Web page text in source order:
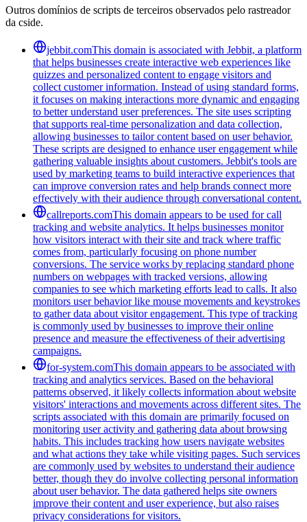
Outros domínios de scripts de terceiros observados pelo rastreador
da cside.
jebbit.comThis domain is associated with Jebbit, a platform
that helps businesses create interactive web experiences like
quizzes and personalized content to engage visitors and
collect customer information. Instead of using standard forms,
it focuses on making interactions more dynamic and engaging
to better understand user preferences. The site uses scripting
that supports real-time personalization and data collection,
allowing businesses to tailor content based on user behavior.
These scripts are designed to enhance user engagement while
gathering valuable insights about customers. Jebbit's tools are
used by marketing teams to build interactive experiences that
can improve conversion rates and help brands connect more
effectively with their audience through conversational content.
callreports.comThis domain appears to be used for call
tracking and website analytics. It helps businesses monitor
how visitors interact with their site and track where traffic
comes from, particularly focusing on phone number
conversions. The service works by replacing standard phone
numbers on webpages with tracked versions, allowing
companies to see which marketing efforts lead to calls. It also
monitors user behavior like mouse movements and keystrokes
to gather data about visitor engagement. This type of tracking
is commonly used by businesses to improve their online
presence and measure the effectiveness of their advertising
campaigns.
for-system.comThis domain appears to be associated with
tracking and analytics services. Based on the behavioral
patterns observed, it likely collects information about website
visitors' interactions and movements across different sites. The
scripts associated with this domain are primarily focused on
monitoring user activity and gathering data about browsing
habits. This includes tracking how users navigate websites
and what actions they take while visiting pages. Such services
are commonly used by websites to understand their audience
better, though they do involve collecting personal information
about user behavior. The data gathered helps site owners
improve their content and user experience, but also raises
privacy considerations for visitors.